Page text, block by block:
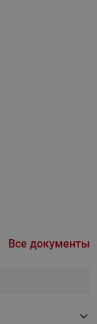
Все документы